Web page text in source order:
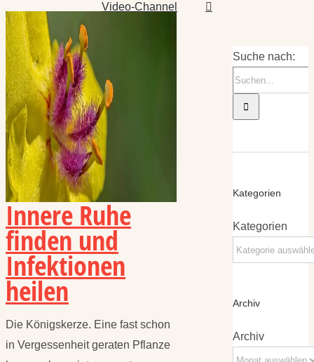
Video-Channel
Innere Ruhe
finden und
Infektionen
heilen
Die Königskerze. Eine fast schon
in Vergessenheit geraten Pflanze
Suche nach:
Kategorien
Kategorien
Archiv
Archiv